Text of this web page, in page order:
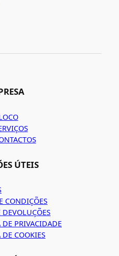
ÚTEIS
CONDIÇÕES
DEVOLUÇÕES
DE PRIVACIDADE
COOKIES